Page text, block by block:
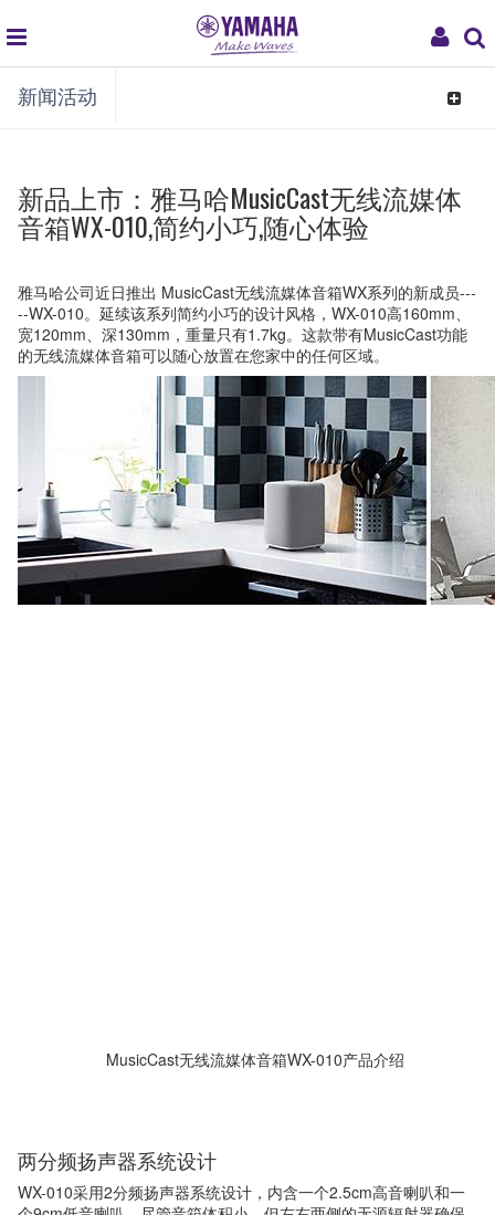
My
global
navigation
新闻活动
Toggle
新品上市：雅马哈MusicCast无线流媒体
音箱WX-010,简约小巧,随心体验
雅马哈公司近日推出 MusicCast无线流媒体音箱WX系列的新成员---
--WX-010。延续该系列简约小巧的设计风格，WX-010高160mm、
宽120mm、深130mm，重量只有1.7kg。这款带有MusicCast功能
的无线流媒体音箱可以随心放置在您家中的任何区域。
MusicCast无线流媒体音箱WX-010产品介绍
两分频扬声器系统设计
WX-010采用2分频扬声器系统设计，内含一个2.5cm高音喇叭和一